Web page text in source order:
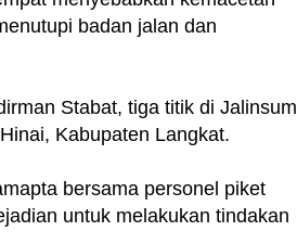
badan jalan dan
Stabat, tiga titik di Jalinsum
Kabupaten Langkat.
bersama personel piket
untuk melakukan tindakan